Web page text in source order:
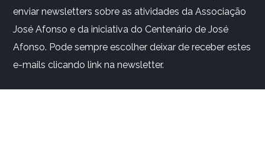
enviar newsletters sobre as atividades da Associação
José Afonso e da iniciativa do Centenário de José
Afonso. Pode sempre escolher deixar de receber estes
e-mails clicando link na newsletter.